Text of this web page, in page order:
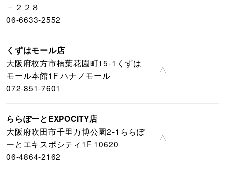
－２２８
06-6633-2552
くずはモール店
大阪府枚方市楠葉花園町15-1くずは
モール本館1F ハナノモール
072-851-7601
△
ららぽーとEXPOCITY店
大阪府吹田市千里万博公園2-1ららぽ
ーとエキスポシティ1F 10620
06-4864-2162
△